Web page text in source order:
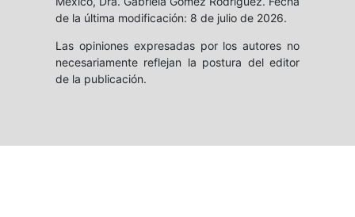
de la última modificación: 8 de julio de 2026.
Las opiniones expresadas por los autores no
necesariamente reflejan la postura del editor
de la publicación.